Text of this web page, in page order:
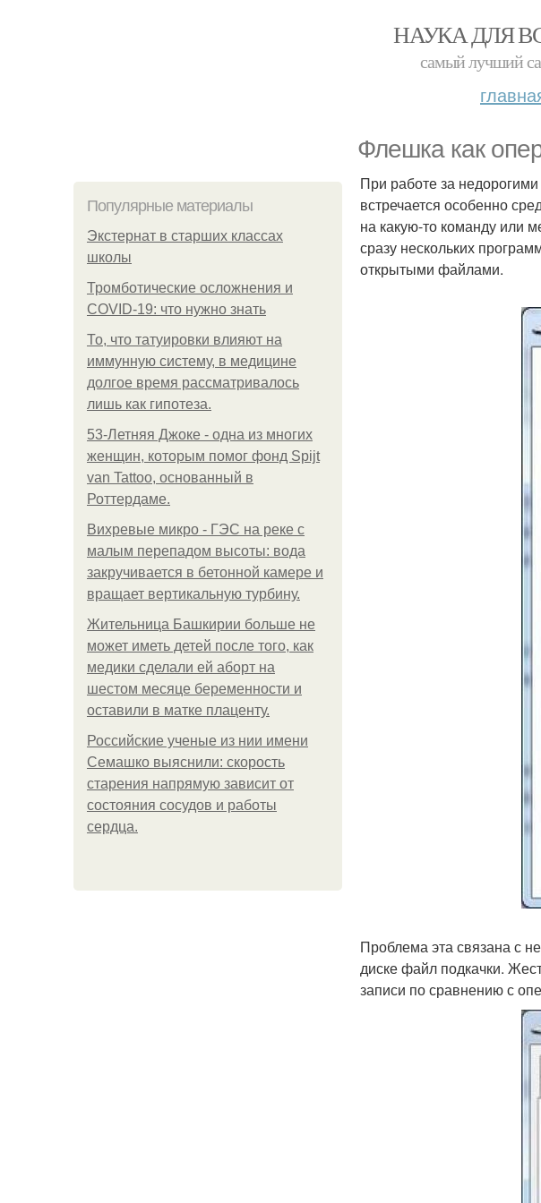
НАУКА ДЛЯ
самый лучший
Флешка как
Популярные материалы
Экстернат в старших классах
школы
Тромботические осложнения и
COVID-19: что нужно знать
То, что татуировки влияют на
иммунную систему, в медицине
долгое время рассматривалось
лишь как гипотеза.
53-Летняя Джоке - одна из многих
женщин, которым помог фонд Spijt
van Tattoo, основанный в
Роттердаме.
Вихревые микро - ГЭС на реке с
малым перепадом высоты: вода
закручивается в бетонной камере и
вращает вертикальную турбину.
Жительница Башкирии больше не
может иметь детей после того, как
медики сделали ей аборт на
шестом месяце беременности и
оставили в матке плаценту.
Российские ученые из нии имени
Семашко выяснили: скорость
старения напрямую зависит от
состояния сосудов и работы
сердца.
При работе за
встречается особенно
на какую-то команду или
сразу нескольких
открытыми файлами.
Проблема эта связана с
диске файл подкачки.
записи по сравнению с